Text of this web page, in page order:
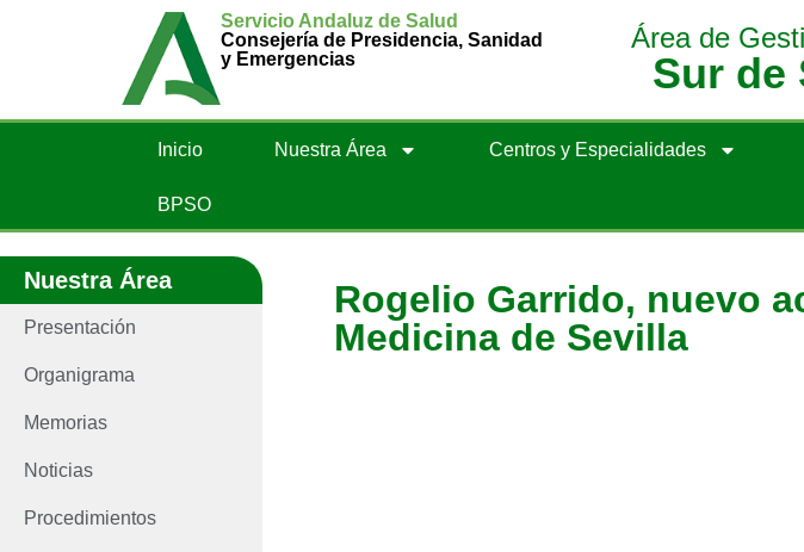
Servicio Andaluz de Salud
Consejería de Presidencia, Sanidad
y Emergencias
Área de
Sur de
Inicio Nuestra Área Centros y Especialidades
BPSO
Nuestra Área
Presentación
Organigrama
Memorias
Noticias
Procedimientos
Rogelio Garrido, nuevo
Medicina de Sevilla